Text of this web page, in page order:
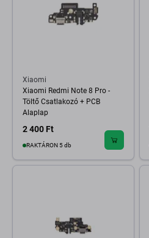
Xiaomi
Xiaomi Redmi Note 8 Pro -
Töltő Csatlakozó + PCB
Alaplap
2 400 Ft
RAKTÁRON 5 db